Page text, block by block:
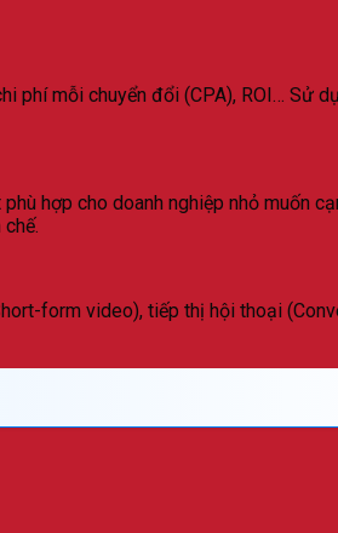
phí mỗi chuyển đổi (CPA), ROI… Sử
hợp cho doanh nghiệp nhỏ muốn
form video), tiếp thị hội thoại